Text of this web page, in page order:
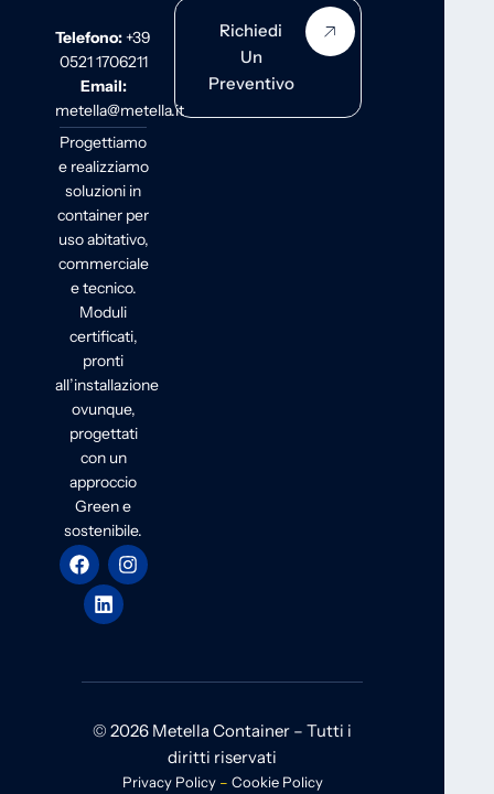
Telefono:+39
0521 1706211
Email:
metella@metella.it
Progettiamo
e realizziamo
soluzioni in
container per
uso abitativo,
commerciale
e tecnico.
Moduli
certificati,
pronti
all’installazione
ovunque,
progettati
con un
approccio
Green e
sostenibile.
Richiedi
Un
Preventivo
© 2026 Metella Container – Tutti i
diritti riservati
Privacy Policy– Cookie Policy